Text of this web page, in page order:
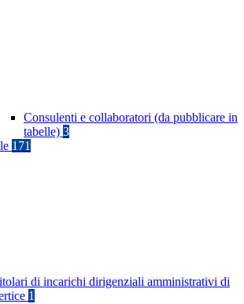
Consulenti e collaboratori (da pubblicare in
tabelle) 3
171
di incarichi dirigenziali amministrativi di
1